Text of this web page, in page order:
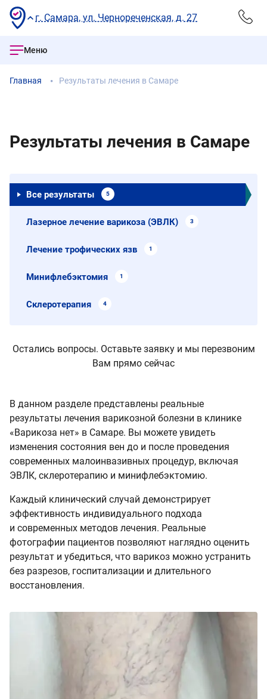
г. Самара, ул. Чернореченская, д. 27
Меню
Главная Результаты лечения в Самаре
Результаты лечения в Самаре
В данном разделе представлены реальные
результаты лечения варикозной болезни в клинике
«Варикоза нет» в Самаре. Вы можете увидеть
изменения состояния вен до и после проведения
современных малоинвазивных процедур, включая
ЭВЛК, склеротерапию и минифлебэктомию.
Каждый клинический случай демонстрирует
эффективность индивидуального подхода
и современных методов лечения. Реальные
фотографии пациентов позволяют наглядно оценить
результат и убедиться, что варикоз можно устранить
без разрезов, госпитализации и длительного
восстановления.
Все результаты 5
Лазерное лечение варикоза (ЭВЛК) 3
Лечение трофических язв 1
Минифлебэктомия 1
Склеротерапия 4
Остались вопросы. Оставьте заявку и мы перезвоним
Вам прямо сейчас